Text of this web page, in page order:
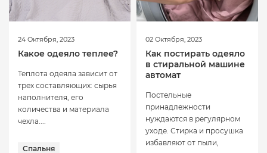
24 Октября, 2023
Какое одеяло теплее?
Теплота одеяла зависит от
трех составляющих: сырья
наполнителя, его
количества и материала
чехла....
Спальня
02 Октября, 2023
Как постирать одеяло
в стиральной машине
автомат
Постельные
принадлежности
нуждаются в регулярном
уходе. Стирка и просушка
избавляют от пыли,